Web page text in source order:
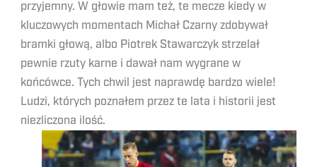
przyjemny. W głowie mam też, te mecze kiedy w
kluczowych momentach Michał Czarny zdobywał
bramki głową, albo Piotrek Stawarczyk strzelał
pewnie rzuty karne i dawał nam wygrane w
końcówce. Tych chwil jest naprawdę bardzo wiele!
Ludzi, których poznałem przez te lata i historii jest
niezliczona ilość.